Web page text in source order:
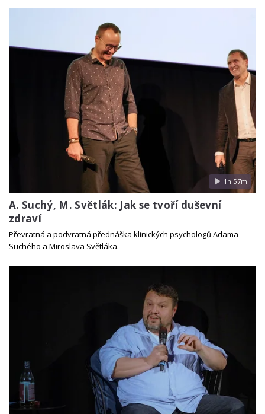
1h 57m
A. Suchý, M. Světlák: Jak se tvoří duševní
zdraví
Převratná a podvratná přednáška klinických psychologů Adama
Suchého a Miroslava Světláka.